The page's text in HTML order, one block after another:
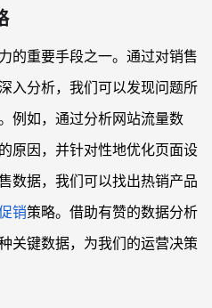
的重要手段之一。通过对销售
入分析，我们可以发现问题所
例如，通过分析网站流量数
原因，并针对性地优化页面设
数据，我们可以找出热销产品
销策略。借助有赞的数据分析
关键数据，为我们的运营决策